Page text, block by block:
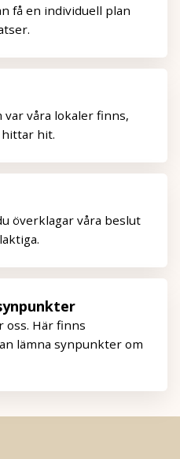
få en individuell plan
var våra lokaler finns,
hittar hit.
överklagar våra beslut
oss. Här finns
lämna synpunkter om